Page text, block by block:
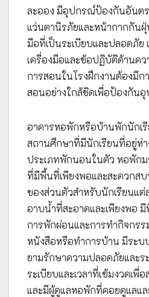
ละออง มีอุปกรณ์ป้องกันอันต
แว่นตานิรภัยและหน้ากากกันฝุ่
มือที่เป็นระเบียบและปลอดภัย
เครื่องมือและข้อปฏิบัติด้านค
การสอนในโรงฝึกงานต้องมี
สอนอย่างใกล้ชิดเพื่อป้องกันอุ
อาคารหอพักหรือบ้านพักนักเรี
สถานศึกษาที่มีนักเรียนที่อยู่ห่
ประเภทพักนอนในตัว หอพัก
ที่มีพื้นที่เพียงพอและสะดวกสบ
ของส่วนตัวสำหรับนักเรียนแต่
อาบน้ำที่สะอาดและเพียงพอ
การพักผ่อนและการทำกิจกร
หนังสือหรือทำการบ้าน มีระ
ยามรักษาความปลอดภัยและ
ระเบียบและเวลาที่เข้มงวดเพื่
และมีผู้ดูแลหอพักที่คอยดูแลแ